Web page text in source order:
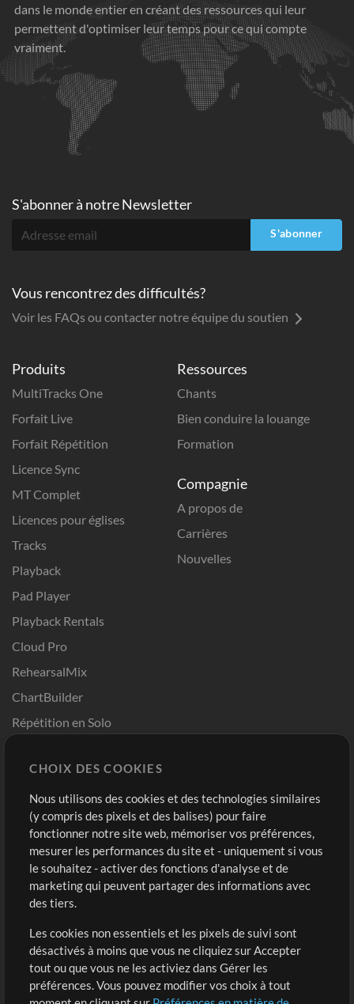
dans le monde entier en créant des ressources qui leur
permettent d'optimiser leur temps pour ce qui compte
vraiment.
Produits
MultiTracks One
Forfait Live
Forfait Répétition
Licence Sync
MT Complet
Licences pour églises
Tracks
Playback
Pad Player
Playback Rentals
Cloud Pro
RehearsalMix
ChartBuilder
Répétition en Solo
Modèles ProPresenter
Sons
Ressources
Chants
Bien conduire la louange
Formation
Compagnie
A propos de
Carrières
Nouvelles
Boutique
Acheter des crédits
Contenu gratuit
Demander les pistes
Extras
Sessions
Compte
Connexion
S'inscrire
S'abonner à notre Newsletter
S'abonner
Vous rencontrez des difficultés?
Voir les FAQs ou contacter notre équipe du soutien
CHOIX DES COOKIES
Nous utilisons des cookies et des technologies similaires
(y compris des pixels et des balises) pour faire
fonctionner notre site web, mémoriser vos préférences,
mesurer les performances du site et - uniquement si vous
le souhaitez - activer des fonctions d'analyse et de
marketing qui peuvent partager des informations avec
des tiers.
Les cookies non essentiels et les pixels de suivi sont
désactivés à moins que vous ne cliquiez sur Accepter
tout ou que vous ne les activiez dans Gérer les
préférences. Vous pouvez modifier vos choix à tout